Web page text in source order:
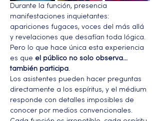
Durante la función, presencia
manifestaciones inquietantes:
apariciones fugaces, voces del más allá
y revelaciones que desafían toda lógica.
Pero lo que hace única esta experiencia
es que el público no solo observa…
también participa
Los asistentes pueden hacer preguntas
directamente a los espíritus, y el médium
responde con detalles imposibles de
conocer por medios convencionales.